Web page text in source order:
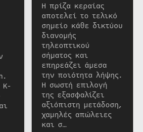
K-
Η πρίζα κεραίας
αποτελεί το τελικό
σημείο κάθε δικτύου
διανομής
τηλεοπτικού
σήματος και
επηρεάζει άμεσα
την ποιότητα λήψης.
Η σωστή επιλογή
της εξασφαλίζει
αξιόπιστη μετάδοση,
χαμηλές απώλειες
και σ…